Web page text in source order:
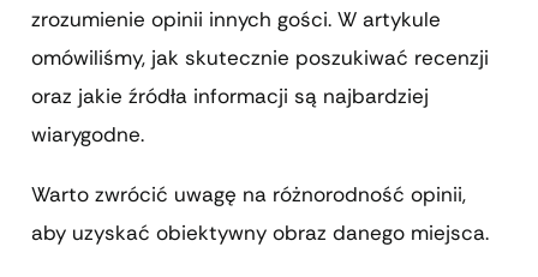
zrozumienie opinii innych gości. W artykule
omówiliśmy, jak skutecznie poszukiwać recenzji
oraz jakie źródła informacji są najbardziej
wiarygodne.
Warto zwrócić uwagę na różnorodność opinii,
aby uzyskać obiektywny obraz danego miejsca.